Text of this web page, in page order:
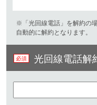
※「光回線電話」を解約の
自動的に解約となります。​
光回線電話解